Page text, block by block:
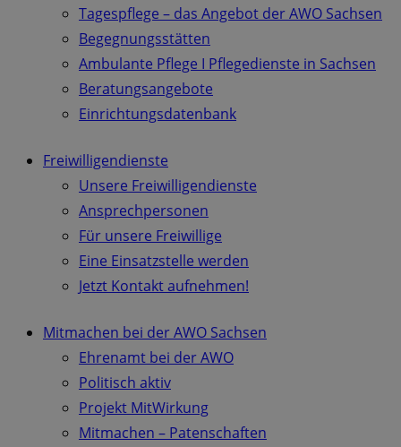
Tagespflege – das Angebot der AWO Sachsen
Begegnungsstätten
Ambulante Pflege I Pflegedienste in Sachsen
Beratungsangebote
Einrichtungsdatenbank
Freiwilligendienste
Unsere Freiwilligendienste
Ansprechpersonen
Für unsere Freiwillige
Eine Einsatzstelle werden
Jetzt Kontakt aufnehmen!
Mitmachen bei der AWO Sachsen
Ehrenamt bei der AWO
Politisch aktiv
Projekt MitWirkung
Mitmachen – Patenschaften